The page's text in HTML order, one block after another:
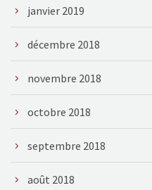
janvier 2019
décembre 2018
novembre 2018
octobre 2018
septembre 2018
août 2018